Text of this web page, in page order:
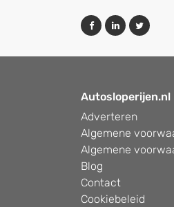
Autosloperijen.nl
Adverteren
Algemene
Algemene
Blog
Contact
Cookiebeleid